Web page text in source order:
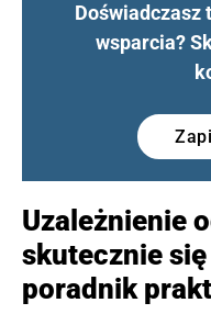
Doświadczasz
wsparcia?
Uzależnienie
skutecznie
poradnik